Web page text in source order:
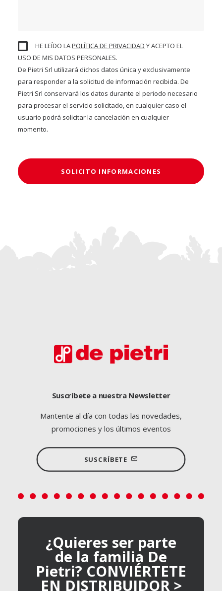
HE LEÍDO LAPOLÍTICA DE PRIVACIDAD Y ACEPTO EL
USO DE MIS DATOS PERSONALES.
De Pietri Srl utilizará dichos datos única y exclusivamente
para responder a la solicitud de información recibida. De
Pietri Srl conservará los datos durante el periodo necesario
para procesar el servicio solicitado, en cualquier caso el
usuario podrá solicitar la cancelación en cualquier
momento.
Suscríbete a nuestra Newsletter
Mantente al día con todas las novedades,
promociones y los últimos eventos
SUSCRÍBETE
¿Quieres ser parte
de la familia De
Pietri? CONVIÉRTETE
EN DISTRIBUIDOR >